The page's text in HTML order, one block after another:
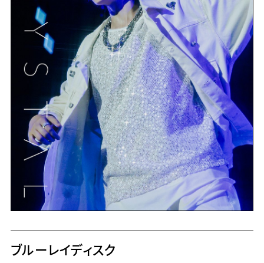
ブルーレイディスク